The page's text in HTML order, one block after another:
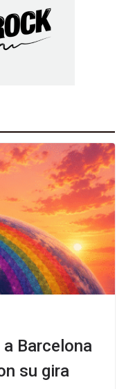
a Barcelona
su gira